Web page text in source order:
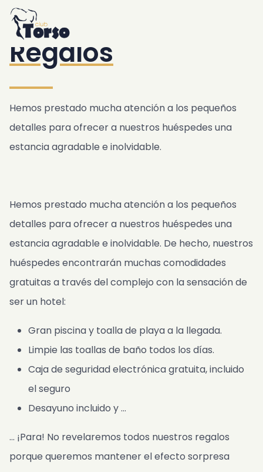
Alojamiento
Resort
Piscina y Jacuzzi
Desayuno
Bar y Bistro
Jardín y relajación
Gimnasio y sauna
El sótano
Regalos
Ubicación
Citas
Transporte publico
Fotos
Libro de visitas
Noticias
Contacto
CS
PL
Home
Regalos
Hemos prestado mucha atención a los pequeños
detalles para ofrecer a nuestros huéspedes una
estancia agradable e inolvidable.
Hemos prestado mucha atención a los pequeños
detalles para ofrecer a nuestros huéspedes una
estancia agradable e inolvidable. De hecho, nuestros
huéspedes encontrarán muchas comodidades
gratuitas a través del complejo con la sensación de
ser un hotel:
Gran piscina y toalla de playa a la llegada.
Limpie las toallas de baño todos los días.
Caja de seguridad electrónica gratuita, incluido
el seguro
Desayuno incluido y ...
... ¡Para! No revelaremos todos nuestros regalos
porque queremos mantener el efecto sorpresa